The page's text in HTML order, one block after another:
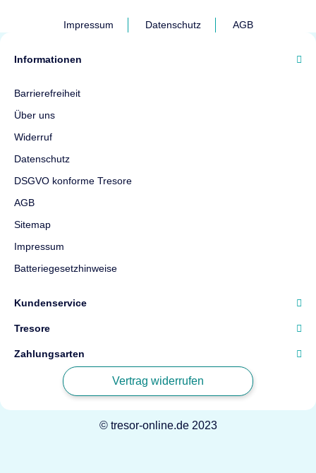
Impressum Datenschutz AGB
Informationen
Barrierefreiheit
Über uns
Widerruf
Datenschutz
DSGVO konforme Tresore
AGB
Sitemap
Impressum
Batteriegesetzhinweise
Kundenservice
Tresore
Zahlungsarten
Vertrag widerrufen
© tresor-online.de 2023